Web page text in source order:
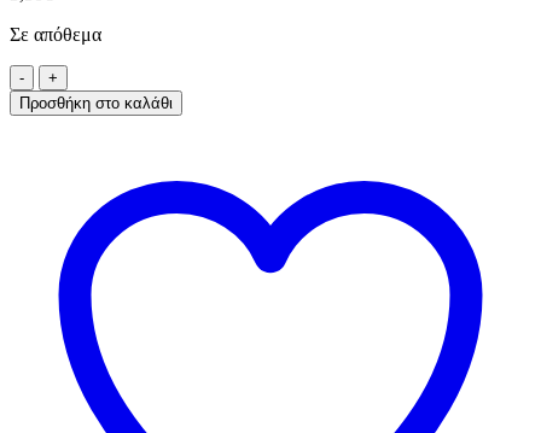
Σε απόθεμα
Προσθήκη στο καλάθι